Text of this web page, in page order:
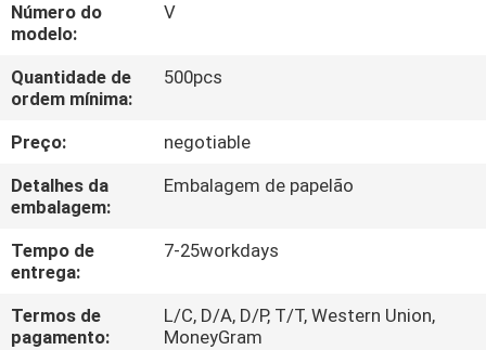
VISITA
À
FÁBRICA
CONTROLE
DE
QUALIDADE
CONTACTE-
Número do
modelo:
V
Quantidade de
ordem mínima:
500pcs
Preço:
negotiable
Detalhes da
embalagem:
Embalagem de papelão
Tempo de
entrega:
7-25workdays
Termos de
pagamento:
L/C, D/A, D/P, T/T, Western Union,
MoneyGram